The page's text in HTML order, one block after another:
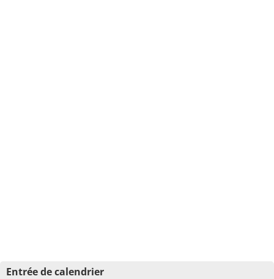
Entrée de calendrier